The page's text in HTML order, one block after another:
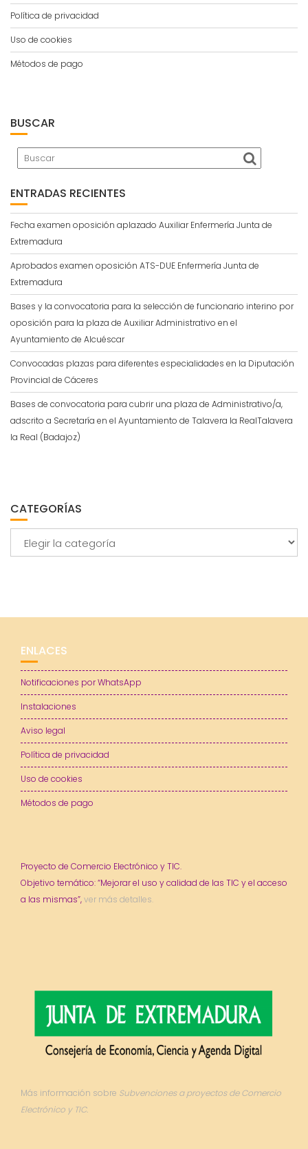
Política de privacidad
Uso de cookies
Métodos de pago
BUSCAR
ENTRADAS RECIENTES
Fecha examen oposición aplazado Auxiliar Enfermería Junta de
Extremadura
Aprobados examen oposición ATS-DUE Enfermería Junta de
Extremadura
Bases y la convocatoria para la selección de funcionario interino por
oposición para la plaza de Auxiliar Administrativo en el
Ayuntamiento de Alcuéscar
Convocadas plazas para diferentes especialidades en la Diputación
Provincial de Cáceres
Bases de convocatoria para cubrir una plaza de Administrativo/a,
adscrito a Secretaría en el Ayuntamiento de Talavera la RealTalavera
la Real (Badajoz)
CATEGORÍAS
ENLACES
Notificaciones por WhatsApp
Instalaciones
Aviso legal
Política de privacidad
Uso de cookies
Métodos de pago
Proyecto de Comercio Electrónico y TIC.
Objetivo temático: “Mejorar el uso y calidad de las TIC y el acceso
a las mismas”,ver más detalles.
Más información sobre Subvenciones a proyectos de Comercio
Electrónico y TIC.